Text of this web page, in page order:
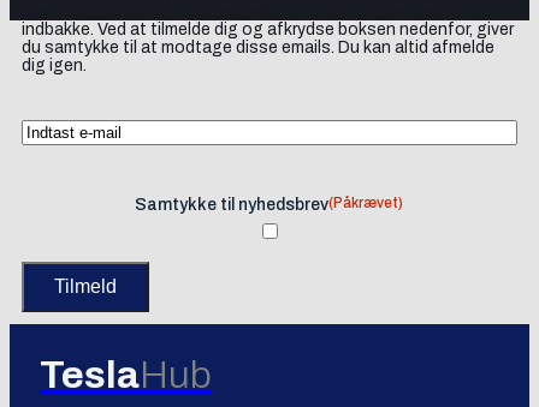
indbakke. Ved at tilmelde dig og afkrydse boksen nedenfor, giver
du samtykke til at modtage disse emails. Du kan altid afmelde
dig igen.
Samtykke til nyhedsbrev(Påkrævet)
TeslaHub